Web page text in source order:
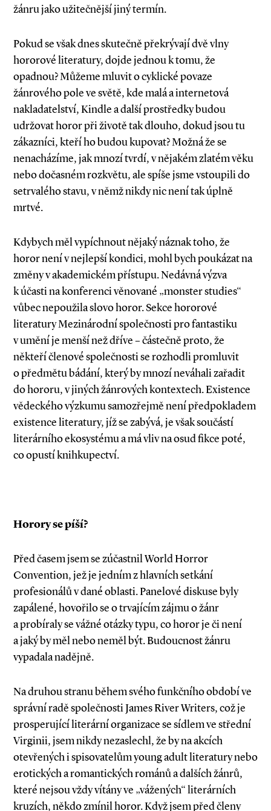
žánru jako užitečnější jiný termín.
Pokud se však dnes skutečně překrývají dvě vlny
hororové literatury, dojde jednou k tomu, že
opadnou? Můžeme mluvit o cyklické povaze
žánrového pole ve světě, kde malá a internetová
nakladatelství, Kindle a další prostředky budou
udržovat horor při životě tak dlouho, dokud jsou tu
zákazníci, kteří ho budou kupovat? Možná že se
nenacházíme, jak mnozí tvrdí, v nějakém zlatém věku
nebo dočasném rozkvětu, ale spíše jsme vstoupili do
setrvalého stavu, v němž nikdy nic není tak úplně
mrtvé.
Kdybych měl vypíchnout nějaký náznak toho, že
horor není v nejlepší kondici, mohl bych poukázat na
změny v akademickém přístupu. Nedávná výzva
k účasti na konferenci věnované „monster studies“
vůbec nepoužila slovo horor. Sekce hororové
literatury Mezinárodní společnosti pro fantastiku
v umění je menší než dříve – částečně proto, že
někteří členové společnosti se rozhodli promluvit
o předmětu bádání, který by mnozí neváhali zařadit
do hororu, v jiných žánrových kontextech. Existence
vědeckého výzkumu samozřejmě není předpokladem
existence literatury, jíž se zabývá, je však součástí
literárního ekosystému a má vliv na osud fikce poté,
co opustí knihkupectví.
Horory se píší?
Před časem jsem se zúčastnil World Horror
Convention, jež je jedním z hlavních setkání
profesionálů v dané oblasti. Panelové diskuse byly
zapálené, hovořilo se o trvajícím zájmu o žánr
a probíraly se vážné otázky typu, co horor je či není
a jaký by měl nebo neměl být. Budoucnost žánru
vypadala nadějně.
Na druhou stranu během svého funkčního období ve
správní radě společnosti James River Writers, což je
prosperující literární organizace se sídlem ve střední
Virginii, jsem nikdy nezaslechl, že by na akcích
otevřených i spisovatelům young adult literatury nebo
erotických a romantických románů a dalších žánrů,
které nejsou vždy vítány ve „vážených“ literárních
kruzích, někdo zmínil horor. Když jsem před členy